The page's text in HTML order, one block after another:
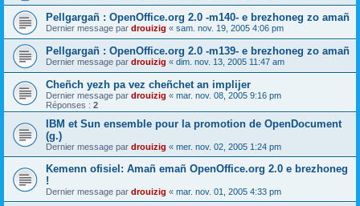
Pellgargañ : OpenOffice.org 2.0 -m140- e brezhoneg zo amañ
Dernier message par drouizig « sam. nov. 19, 2005 4:06 pm
Pellgargañ : OpenOffice.org 2.0 -m139- e brezhoneg zo amañ
Dernier message par drouizig « dim. nov. 13, 2005 11:47 am
Cheñch yezh pa vez cheñchet an implijer
Dernier message par drouizig « mar. nov. 08, 2005 9:16 pm
Réponses : 2
IBM et Sun ensemble pour la promotion de OpenDocument
(g.)
Dernier message par drouizig « mer. nov. 02, 2005 1:24 pm
Kemenn ofisiel: Amañ emañ OpenOffice.org 2.0 e brezhoneg
!
Dernier message par drouizig « mar. nov. 01, 2005 4:33 pm